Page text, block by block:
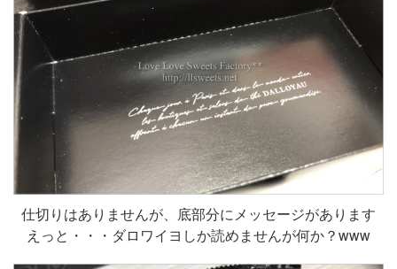
仕切りはありませんが、底部分にメッセージがあります
えっと・・・ダロワイヨしか読めませんが何か？www